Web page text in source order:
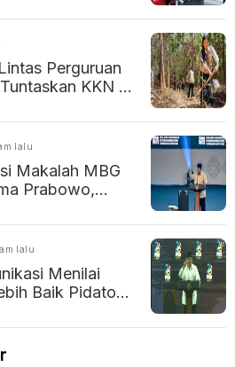
Perguruan
KKN di
lalu
Makalah MBG
Prabowo,
lalu
Menilai
Baik Pidato